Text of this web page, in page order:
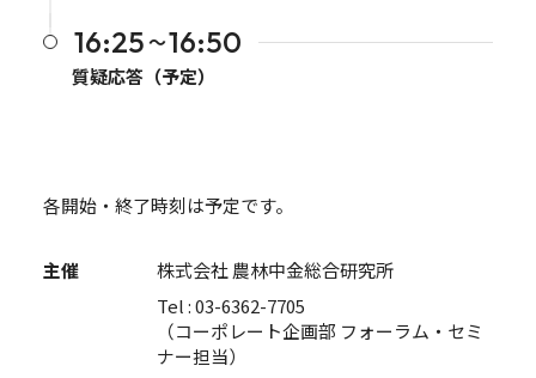
16:25〜16:50
質疑応答（予定）
各開始・終了時刻は予定です。
主催
株式会社 農林中金総合研究所
Tel : 03-6362-7705
（コーポレート企画部 フォーラム・セミ
ナー担当）